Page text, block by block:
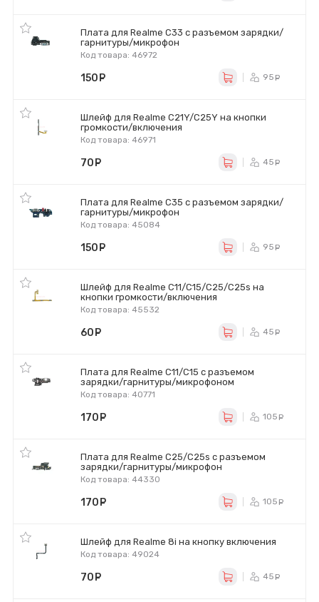
Плата для Realme C33 с разъемом зарядки/
гарнитуры/микрофон
Код товара: 46972
150 95
Шлейф для Realme C21Y/C25Y на кнопки
громкости/включения
Код товара: 46971
70 45
Плата для Realme C35 с разъемом зарядки/
гарнитуры/микрофон
Код товара: 45084
150 95
Шлейф для Realme C11/C15/C25/C25s на
кнопки громкости/включения
Код товара: 45532
60 45
Плата для Realme C11/C15 с разъемом
зарядки/гарнитуры/микрофоном
Код товара: 40771
170 105
Плата для Realme C25/C25s с разъемом
зарядки/гарнитуры/микрофон
Код товара: 44330
170 105
Шлейф для Realme 8i на кнопку включения
Код товара: 49024
70 45